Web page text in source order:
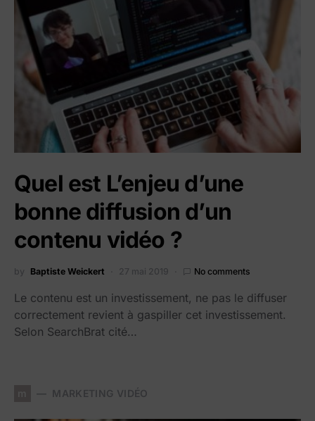
Quel est L’enjeu d’une
bonne diffusion d’un
contenu vidéo ?
by Baptiste Weickert 27 mai 2019 No comments
Le contenu est un investissement, ne pas le diffuser
correctement revient à gaspiller cet investissement.
Selon SearchBrat cité…
MARKETING VIDÉO